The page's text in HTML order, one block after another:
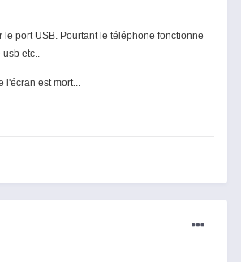
port USB. Pourtant le téléphone fonctionne
etc..
l'écran est mort...